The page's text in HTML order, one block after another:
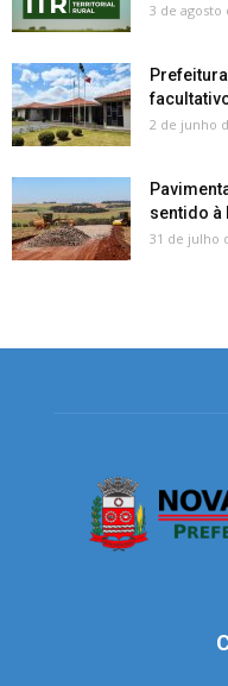
3 de agosto
2 de junho
sentido à
31 de julho